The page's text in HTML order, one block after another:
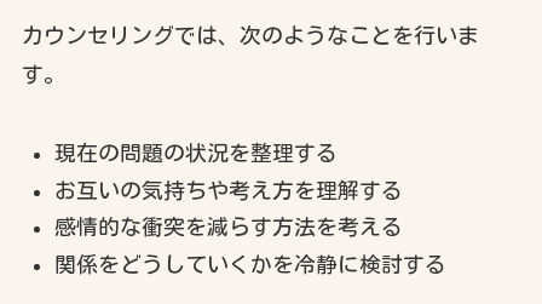
カウンセリングでは、次のようなことを行いま
す。
現在の問題の状況を整理する
お互いの気持ちや考え方を理解する
感情的な衝突を減らす方法を考える
関係をどうしていくかを冷静に検討する